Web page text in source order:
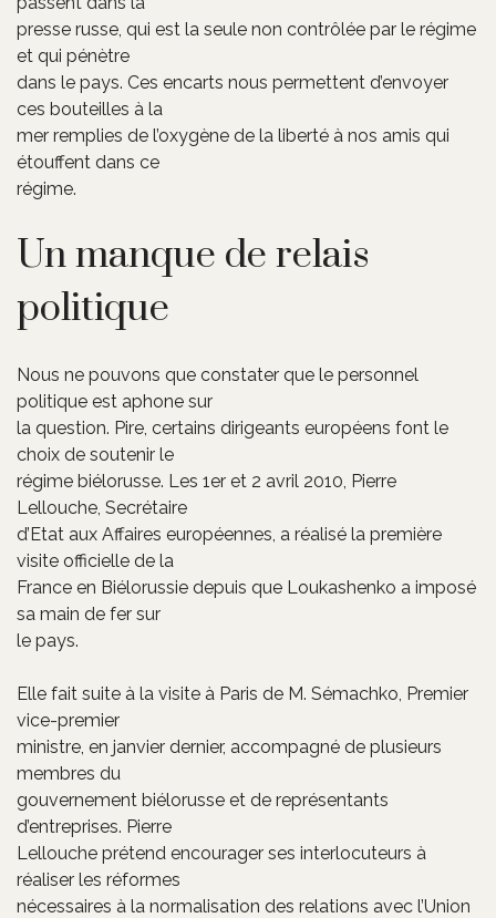
presse russe, qui est la seule non contrôlée par le régime
et qui pénètre
dans le pays. Ces encarts nous permettent d’envoyer
ces bouteilles à la
mer remplies de l’oxygène de la liberté à nos amis qui
étouffent dans ce
régime.
Un manque de relais
politique
Nous ne pouvons que constater que le personnel
politique est aphone sur
la question. Pire, certains dirigeants européens font le
choix de soutenir le
régime biélorusse. Les 1er et 2 avril 2010, Pierre
Lellouche, Secrétaire
d’Etat aux Affaires européennes, a réalisé la première
visite officielle de la
France en Biélorussie depuis que Loukashenko a imposé
sa main de fer sur
le pays.
Elle fait suite à la visite à Paris de M. Sémachko, Premier
vice-premier
ministre, en janvier dernier, accompagné de plusieurs
membres du
gouvernement biélorusse et de représentants
d’entreprises. Pierre
Lellouche prétend encourager ses interlocuteurs à
réaliser les réformes
nécessaires à la normalisation des relations avec l’Union